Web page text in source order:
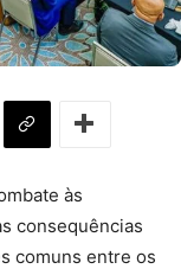
às
consequências
comuns entre os